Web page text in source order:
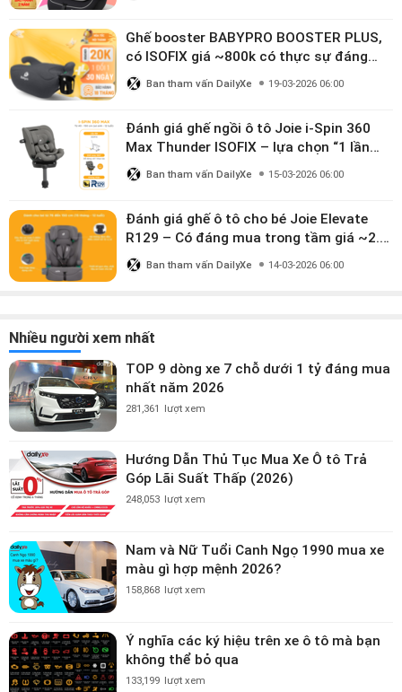
Ghế booster BABYPRO BOOSTER PLUS,
có ISOFIX giá ~800k có thực sự đáng
mua?
Ban tham vấn DailyXe 19-03-2026 06:00
Đánh giá ghế ngồi ô tô Joie i-Spin 360
Max Thunder ISOFIX – lựa chọn “1 lần
dùng đến 12 năm” có đáng giá gần 9
triệu?
Ban tham vấn DailyXe 15-03-2026 06:00
Đánh giá ghế ô tô cho bé Joie Elevate
R129 – Có đáng mua trong tầm giá ~2.8
triệu?
Ban tham vấn DailyXe 14-03-2026 06:00
Nhiều người xem nhất
TOP 9 dòng xe 7 chỗ dưới 1 tỷ đáng mua
nhất năm 2026
281,361 lượt xem
Hướng Dẫn Thủ Tục Mua Xe Ô tô Trả
Góp Lãi Suất Thấp (2026)
248,053 lượt xem
Nam và Nữ Tuổi Canh Ngọ 1990 mua xe
màu gì hợp mệnh 2026?
158,868 lượt xem
Ý nghĩa các ký hiệu trên xe ô tô mà bạn
không thể bỏ qua
133,199 lượt xem